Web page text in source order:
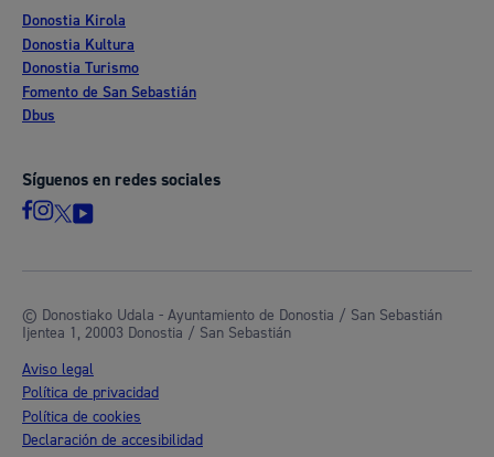
Donostia Kirola
Donostia Kultura
Donostia Turismo
Fomento de San Sebastián
Dbus
Síguenos en redes sociales
© Donostiako Udala - Ayuntamiento de Donostia / San Sebastián
Ijentea 1, 20003 Donostia / San Sebastián
Aviso legal
Política de privacidad
Política de cookies
Declaración de accesibilidad